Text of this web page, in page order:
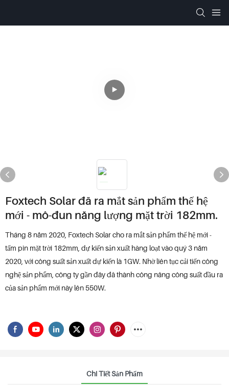
Foxtech Solar đã ra mắt sản phẩm thế hệ
mới - mô-đun năng lượng mặt trời 182mm.
Tháng 8 năm 2020, Foxtech Solar cho ra mắt sản phẩm thế hệ mới -
tấm pin mặt trời 182mm, dự kiến ​​sản xuất hàng loạt vào quý 3 năm
2020, với công suất sản xuất dự kiến ​​là 1GW. Nhờ liên tục cải tiến công
nghệ sản phẩm, công ty gần đây đã thành công nâng công suất đầu ra
của sản phẩm mới này lên 550W.
Chi Tiết Sản Phẩm